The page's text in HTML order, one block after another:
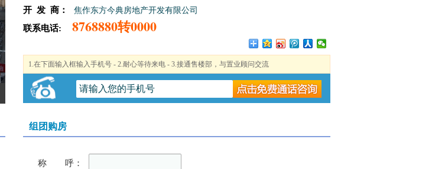
开 发 商： 焦作东方今典房地产开发有限公司
联系电话: 8768880转0000
1.在下面输入框输入手机号 - 2.耐心等待来电 - 3.接通售楼部，与置业顾问交流
组团购房
称 呼：